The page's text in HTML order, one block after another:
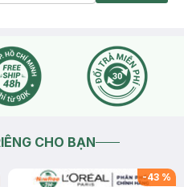
CHO BẠN
-43 %